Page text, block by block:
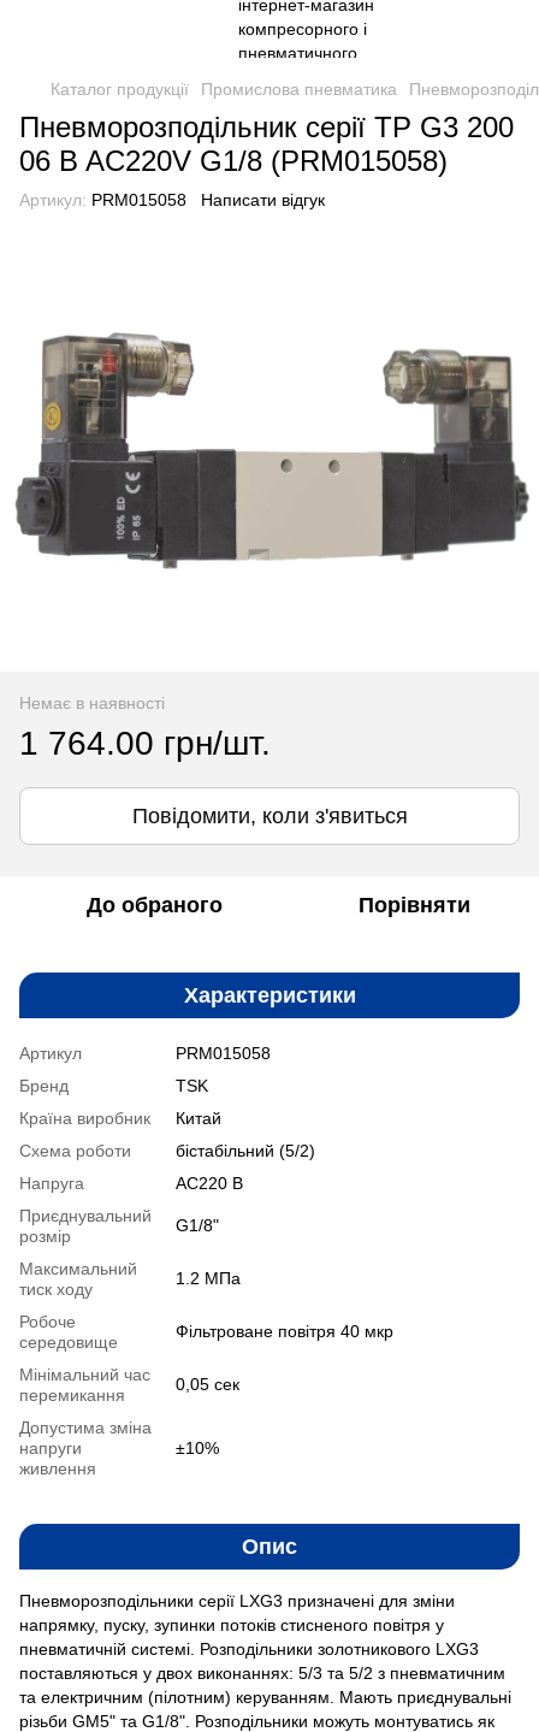
Каталог продукції Промислова пневматика
Пневморозподільник серії TP G3 200
06 B AC220V G1/8 (PRM015058)
Артикул: PRM015058 Написати відгук
Немає в наявності
1 764.00 грн/шт.
Повідомити, коли з'явиться
До обраного Порівняти
Характеристики
Артикул
PRM015058
Бренд
TSK
Країна виробник
Китай
Схема роботи
бістабільний (5/2)
Напруга
AC220 В
Приєднувальний
розмір
G1/8"
Максимальний
тиск ходу
1.2 MПа
Робоче
середовище
Фільтроване повітря 40 мкр
Мінімальний час
перемикання
0,05 сек
Допустима зміна
напруги
живлення
±10%
Опис
Пневморозподільники серії LXG3 призначені для зміни
напрямку, пуску, зупинки потоків стисненого повітря у
пневматичній системі. Розподільники золотникового LXG3
поставляються у двох виконаннях: 5/3 та 5/2 з пневматичним
та електричним (пілотним) керуванням. Мають приєднувальні
різьби GM5" та G1/8". Розподільники можуть монтуватись як